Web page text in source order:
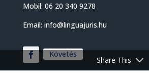
Mobil: 06 20 340 9278
Email: info@linguajuris.hu
Követés
Share This